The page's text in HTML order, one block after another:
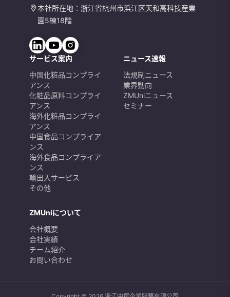
本社所在地：浙江省杭州市浜江区天和高科技産業
園5棟18階
サービス案内
中国化粧品コンプライ
アンス
化粧品原料コンプライ
アンス
海外化粧品コンプライ
アンス
中国食品コンプライア
ンス
海外食品コンプライア
ンス
輸出入サービス
その他
ニュース速報
法規制ニュース
業界動向
ZMUniニュース
セミナー
ZMUniについて
会社概要
会社実績
チーム紹介
お問い合わせ